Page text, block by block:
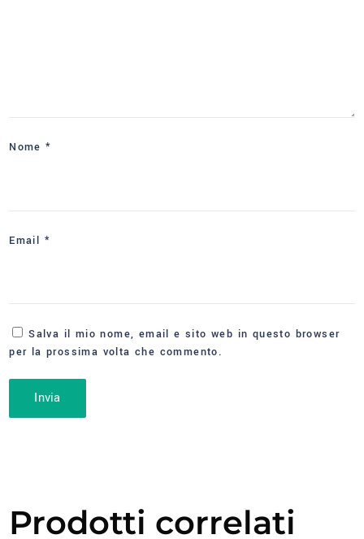
Nome*
Email *
Salva il mio nome, email e sito web in questo browser
per la prossima volta che commento.
Prodotti correlati